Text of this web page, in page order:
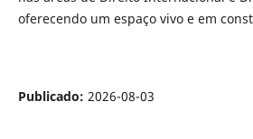
oferecendo um espaço vivo e em
Publicado: 2026-08-03